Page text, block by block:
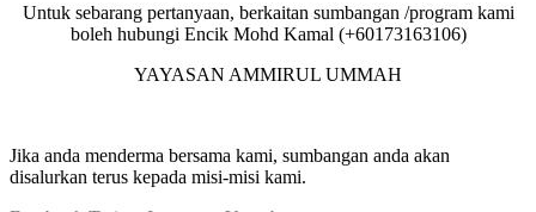
Untuk sebarang pertanyaan, berkaitan sumbangan /program kami
boleh hubungi Encik Mohd Kamal (+60173163106)
YAYASAN AMMIRUL UMMAH
Jika anda menderma bersama kami, sumbangan anda akan
disalurkan terus kepada misi-misi kami.